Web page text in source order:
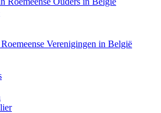
Verenigingen in België